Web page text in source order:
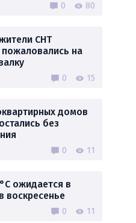
0 80
СНТ
на
0 15
домов
без
0 11
ожидается в
воскресенье
0 11